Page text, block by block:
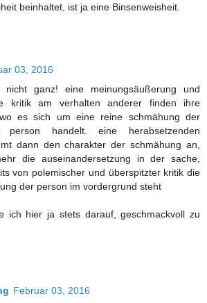
beinhaltet, ist ja eine Binsenweisheit.
03, 2016
nicht ganz! eine meinungsäußerung und
kritik am verhalten anderer finden ihre
es sich um eine reine schmähung der
person handelt. eine herabsetzenden
dann den charakter der schmähung an,
die auseinandersetzung in der sache,
von polemischer und überspitzter kritik die
der person im vordergrund steht
ich hier ja stets darauf, geschmackvoll zu
Februar 03, 2016